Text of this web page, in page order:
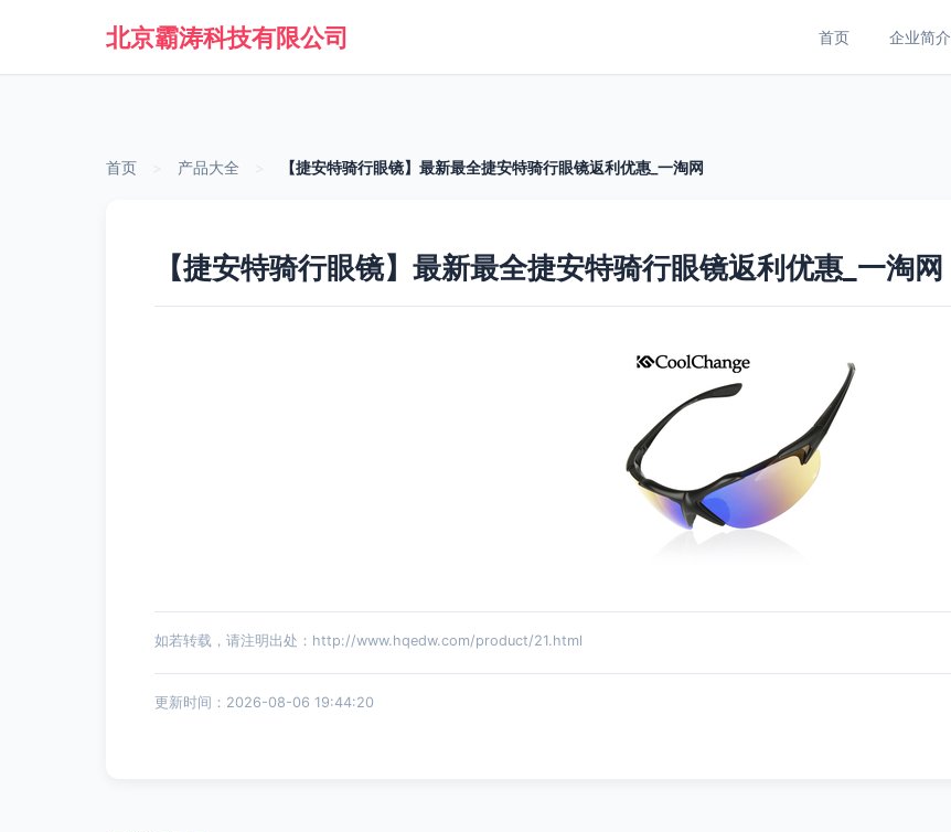
北京霸涛科技有限公司 首页 企业简介
首页 产品大全 【捷安特骑行眼镜】最新最全捷安特骑行眼镜返利优惠_一淘网
【捷安特骑行眼镜】最新最全捷安特骑行眼镜返利优惠_一淘网
如若转载，请注明出处：http://www.hqedw.com/product/21.html
更新时间：2026-08-06 19:44:20